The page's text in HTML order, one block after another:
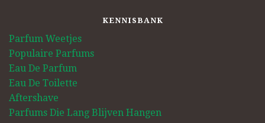
KENNISBANK
Parfum Weetjes
Populaire Parfums
Eau De Parfum
Eau De Toilette
Aftershave
Parfums Die Lang Blijven Hangen